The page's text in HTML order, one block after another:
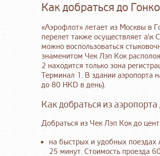
Как добраться до
«Аэрофлот» летает из Москвы в
перелет также осуществляет а\к
можно воспользоваться
знаменитом Чек Лэп Кок
2 находится только зона
Терминал 1. В здании аэропорта
до 80 HKD в день).
Как добраться из
Добраться из Чек Лэп Кок до
на быстрых и удобных
25 минут. Стоимость проезда